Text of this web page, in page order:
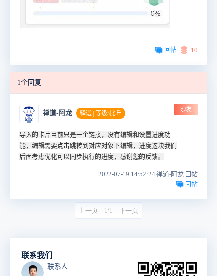
回帖 +10
1个回复
禅道-阿龙 释迦 | 等级3比丘
沙发
导入的卡片目前只是一个链接，没有编辑和设置进度功
能，编辑需要点击跳转到对应对象下编辑，进度这块我们
后面考虑优化可以同步执行的进度，感谢您的反馈。
2022-07-19 14:52:24 禅道-阿龙 回帖
回帖
上一页 1/1 下一页
联系我们
联系人